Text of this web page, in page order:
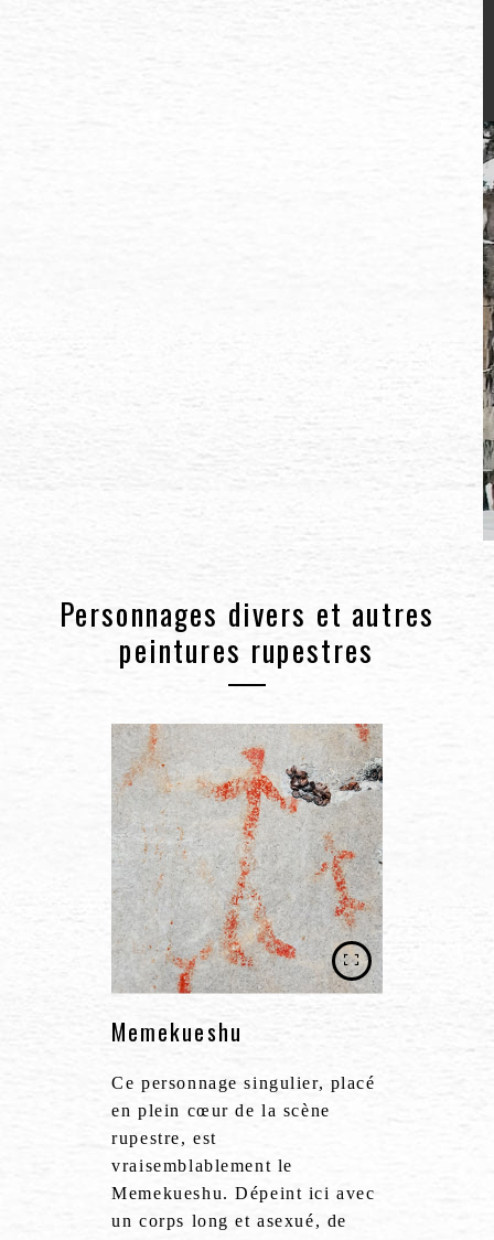
Personnages divers et autres
peintures rupestres
Memekueshu
Ce personnage singulier, placé
en plein cœur de la scène
rupestre, est
vraisemblablement le
Memekueshu. Dépeint ici avec
un corps long et asexué, de